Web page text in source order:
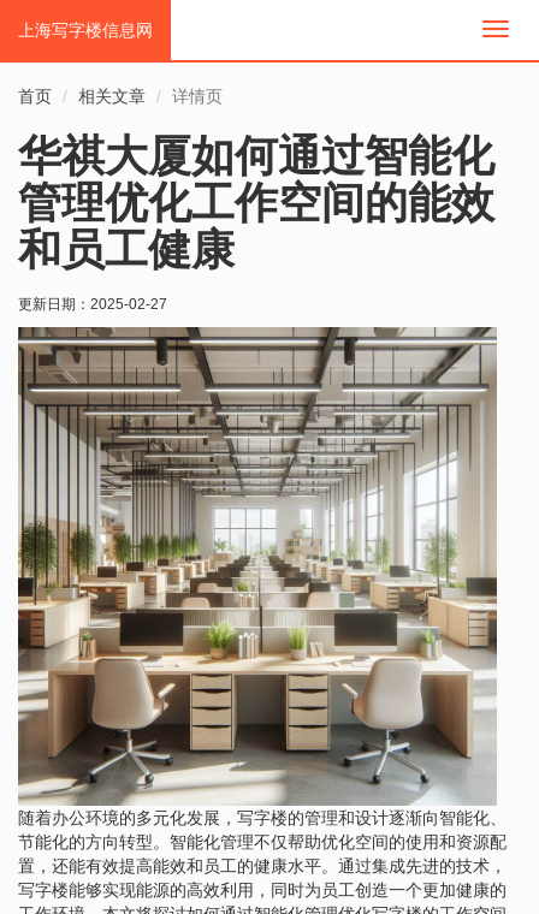
切
上海写字楼信息网
首页 相关文章 详情页
华祺大厦如何通过智能化
管理优化工作空间的能效
和员工健康
更新日期： 2025-02-27
随着办公环境的多元化发展，写字楼的管理和设计逐渐向智能化、
节能化的方向转型。智能化管理不仅帮助优化空间的使用和资源配
置，还能有效提高能效和员工的健康水平。通过集成先进的技术，
写字楼能够实现能源的高效利用，同时为员工创造一个更加健康的